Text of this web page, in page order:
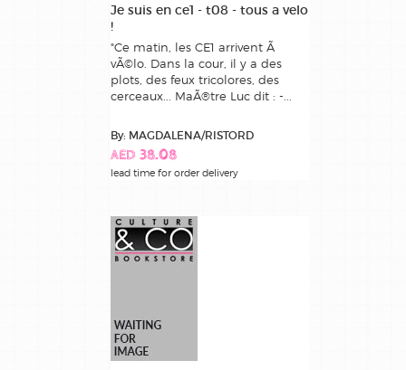
Je suis en ce1 - t08 - tous a velo
!
"Ce matin, les CE1 arrivent Ã
vÃ©lo. Dans la cour, il y a des
plots, des feux tricolores, des
cerceaux... MaÃ®tre Luc dit : -...
By: MAGDALENA/RISTORD
AED 38.08
lead time for order delivery